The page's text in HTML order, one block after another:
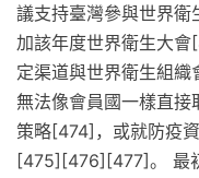
議支持臺灣參與世界
加該年度世界衛生大
定渠道與世界衛生組織
無法像會員國一樣直
策略[474]，或就防疫
[475][476][477]。 最